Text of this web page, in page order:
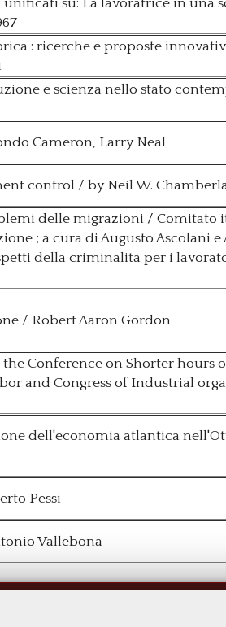
su: La lavoratrice in una
: ricerche e proposte
e scienza nello stato
Cameron, Larry Neal
control / by Neil W.
delle migrazioni / Comitato
; a cura di Augusto Ascolani e
della criminalita per i
/ Robert Aaron Gordon
Conference on Shorter hours
and Congress of Industrial
dell'economia atlantica
Pessi
Vallebona